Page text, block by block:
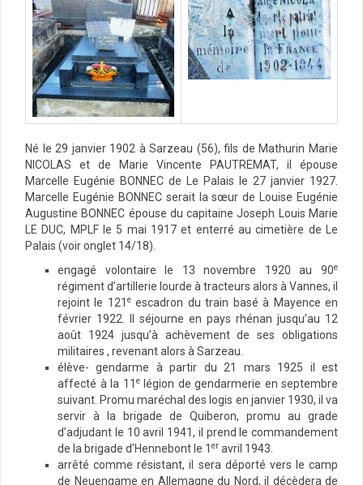
Né le 29 janvier 1902 à Sarzeau (56), fils de Mathurin Marie
NICOLAS et de Marie Vincente PAUTREMAT, il épouse
Marcelle Eugénie BONNEC de Le Palais le 27 janvier 1927.
Marcelle Eugénie BONNEC serait la sœur de Louise Eugénie
Augustine BONNEC épouse du capitaine Joseph Louis Marie
LE DUC, MPLF le 5 mai 1917 et enterré au cimetière de Le
Palais (voir onglet 14/18).
engagé volontaire le 13 novembre 1920 au 90e
régiment d’artillerie lourde à tracteurs alors à Vannes, il
rejoint le 121 eescadron du train basé à Mayence en
février 1922. Il séjourne en pays rhénan jusqu’au 12
août 1924 jusqu’à achèvement de ses obligations
militaires , revenant alors à Sarzeau.
élève- gendarme à partir du 21 mars 1925 il est
affecté à la 11 elégion de gendarmerie en septembre
suivant. Promu maréchal des logis en janvier 1930, il va
servir à la brigade de Quiberon, promu au grade
d’adjudant le 10 avril 1941, il prend le commandement
de la brigade d’Hennebont le 1 er avril 1943.
arrêté comme résistant, il sera déporté vers le camp
de Neuengame en Allemagne du Nord, il décèdera de